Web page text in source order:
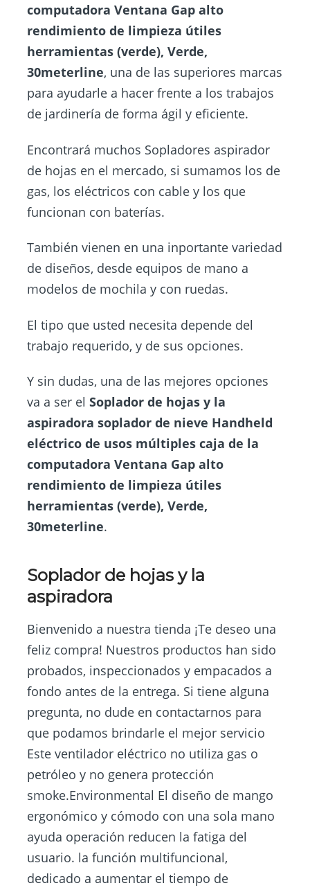
computadora Ventana Gap alto
rendimiento de limpieza útiles
herramientas (verde), Verde,
30meterline, una de las superiores marcas
para ayudarle a hacer frente a los trabajos
de jardinería de forma ágil y eficiente.
Encontrará muchos Sopladores aspirador
de hojas en el mercado, si sumamos los de
gas, los eléctricos con cable y los que
funcionan con baterías.
También vienen en una inportante variedad
de diseños, desde equipos de mano a
modelos de mochila y con ruedas.
El tipo que usted necesita depende del
trabajo requerido, y de sus opciones.
Y sin dudas, una de las mejores opciones
va a ser el Soplador de hojas y la
aspiradora soplador de nieve Handheld
eléctrico de usos múltiples caja de la
computadora Ventana Gap alto
rendimiento de limpieza útiles
herramientas (verde), Verde,
30meterline.
Soplador de hojas y la
aspiradora
Bienvenido a nuestra tienda ¡Te deseo una
feliz compra! Nuestros productos han sido
probados, inspeccionados y empacados a
fondo antes de la entrega. Si tiene alguna
pregunta, no dude en contactarnos para
que podamos brindarle el mejor servicio
Este ventilador eléctrico no utiliza gas o
petróleo y no genera protección
smoke.Environmental El diseño de mango
ergonómico y cómodo con una sola mano
ayuda operación reducen la fatiga del
usuario. la función multifuncional,
dedicado a aumentar el tiempo de